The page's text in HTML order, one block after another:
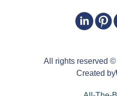
All rights reserved ©
Created by